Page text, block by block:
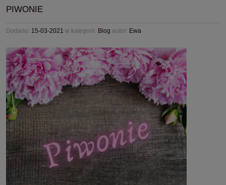
PIWONIE
Dodano: 15-03-2021 w kategorii: Blog autor: Ewa